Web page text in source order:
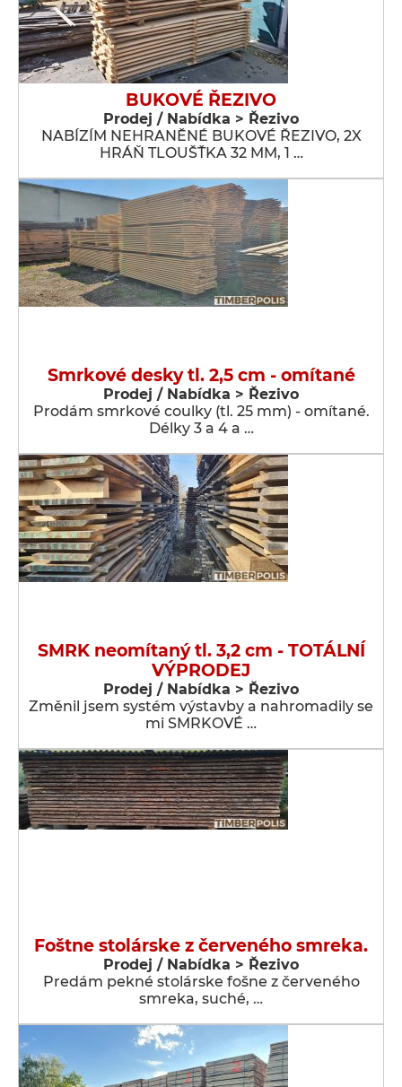
BUKOVÉ ŘEZIVO
Prodej / Nabídka > Řezivo
NABÍZÍM NEHRANĚNÉ BUKOVÉ ŘEZIVO, 2X
HRÁŇ TLOUŠŤKA 32 MM, 1 …
Smrkové desky tl. 2,5 cm - omítané
Prodej / Nabídka > Řezivo
Prodám smrkové coulky (tl. 25 mm) - omítané.
Délky 3 a 4 a …
SMRK neomítaný tl. 3,2 cm - TOTÁLNÍ
VÝPRODEJ
Prodej / Nabídka > Řezivo
Změnil jsem systém výstavby a nahromadily se
mi SMRKOVÉ …
Foštne stolárske z červeného smreka.
Prodej / Nabídka > Řezivo
Predám pekné stolárske fošne z červeného
smreka, suché, …